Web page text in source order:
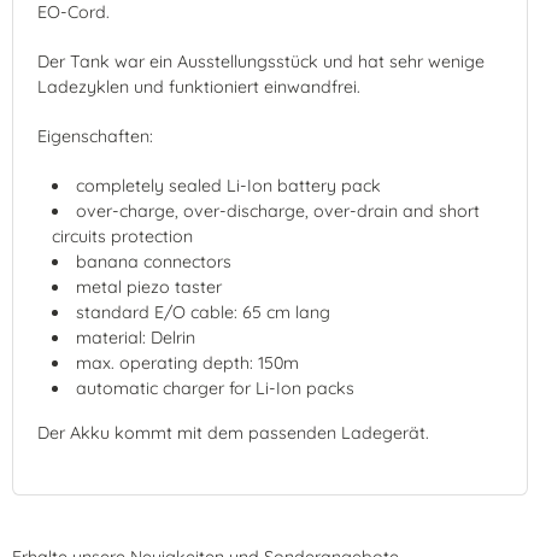
EO-Cord.
Der Tank war ein Ausstellungsstück und hat sehr wenige
Ladezyklen und funktioniert einwandfrei.
Eigenschaften:
completely sealed Li-Ion battery pack
over-charge, over-discharge, over-drain and short
circuits protection
banana connectors
metal piezo taster
standard E/O cable: 65 cm lang
material: Delrin
max. operating depth: 150m
automatic charger for Li-Ion packs
Der Akku kommt mit dem passenden Ladegerät.